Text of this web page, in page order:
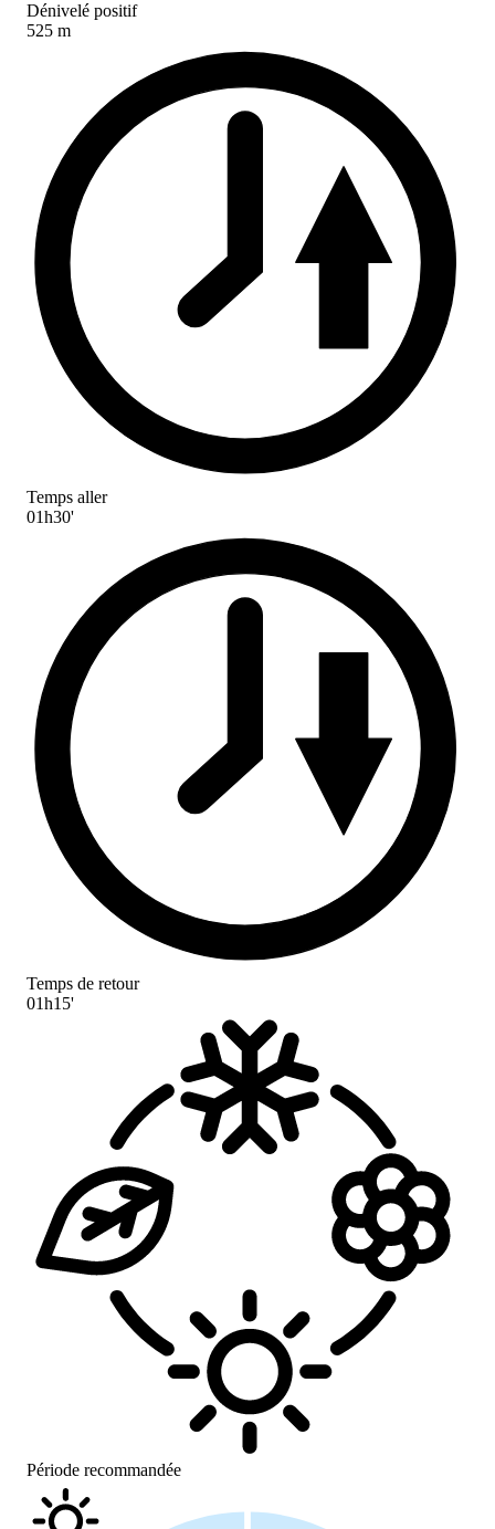
Dénivelé positif
525 m
Temps aller
01h30'
Temps de retour
01h15'
Période recommandée